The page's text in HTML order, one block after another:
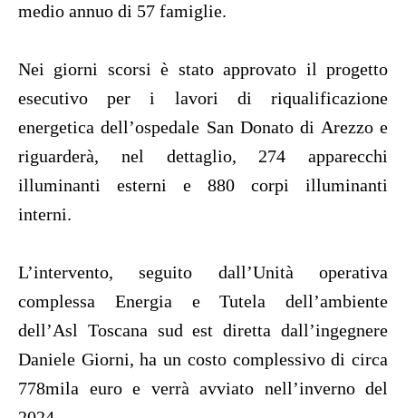
medio annuo di 57 famiglie.
Nei giorni scorsi è stato approvato il progetto
esecutivo per i lavori di riqualificazione
energetica dell’ospedale San Donato di Arezzo e
riguarderà, nel dettaglio, 274 apparecchi
illuminanti esterni e 880 corpi illuminanti
interni.
L’intervento, seguito dall’Unità operativa
complessa Energia e Tutela dell’ambiente
dell’Asl Toscana sud est diretta dall’ingegnere
Daniele Giorni, ha un costo complessivo di circa
778mila euro e verrà avviato nell’inverno del